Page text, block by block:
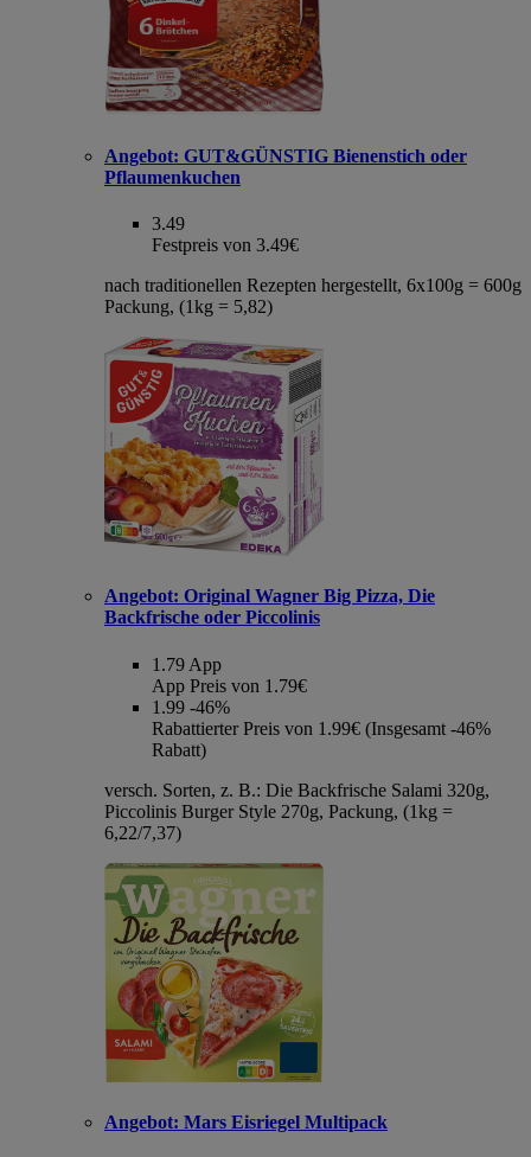
Angebot: GUT&GÜNSTIG Bienenstich oder
Pflaumenkuchen
3.49
Festpreis von 3.49€
nach traditionellen Rezepten hergestellt, 6x100g = 600g
Packung, (1kg = 5,82)
Angebot: Original Wagner Big Pizza, Die
Backfrische oder Piccolinis
1.79 App
App Preis von 1.79€
1.99 -46%
Rabattierter Preis von 1.99€ (Insgesamt -46%
Rabatt)
versch. Sorten, z. B.: Die Backfrische Salami 320g,
Piccolinis Burger Style 270g, Packung, (1kg =
6,22/7,37)
Angebot: Mars Eisriegel Multipack